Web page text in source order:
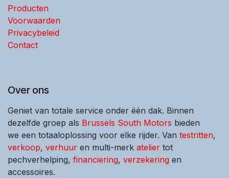
Producten
Voorwaarden
Privacybeleid
Contact
Over ons
Geniet van totale service onder één dak. Binnen
dezelfde groep als Brussels South Motors bieden
we een totaaloplossing voor elke rijder. Van testritten,
verkoop, verhuur en multi-merk atelier tot
pechverhelping, financiering, verzekering en
accessoires.